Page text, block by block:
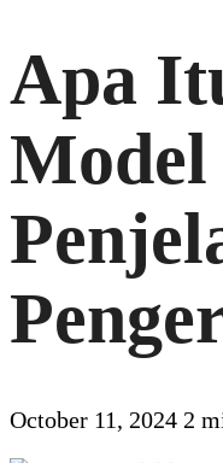
Apa
Model
October 11, 2024 2